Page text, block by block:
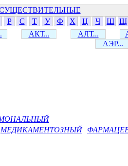
Р С Т У Ф Х Ц Ч Ш Щ
АКТ... АЛТ...
АЭР...
МЕДИКАМЕНТОЗНЫЙ